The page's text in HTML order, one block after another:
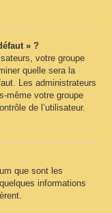
» ?
votre groupe
quelle sera la
Les administrateurs
même votre groupe
de l’utilisateur.
que sont les
informations